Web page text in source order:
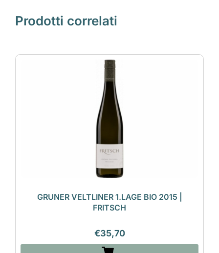
Prodotti correlati
GRUNER VELTLINER 1.LAGE BIO 2015 |
FRITSCH
€35,70